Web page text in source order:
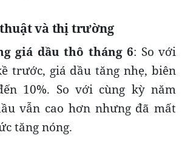
và thị trường
giá dầu thô tháng 6: So với
trước, giá dầu tăng nhẹ, biên
10%. So với cùng kỳ năm
vẫn cao hơn nhưng đã mất
tăng nóng.